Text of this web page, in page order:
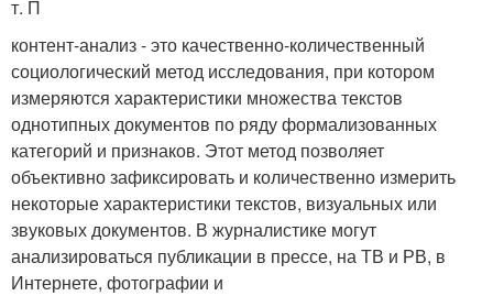
т. П
контент-анализ - это качественно-количественный
социологический метод исследования, при котором
измеряются характеристики множества текстов
однотипных документов по ряду формализованных
категорий и признаков. Этот метод позволяет
объективно зафиксировать и количественно измерить
некоторые характеристики текстов, визуальных или
звуковых документов. В журналистике могут
анализироваться публикации в прессе, на ТВ и РВ, в
Интернете, фотографии и